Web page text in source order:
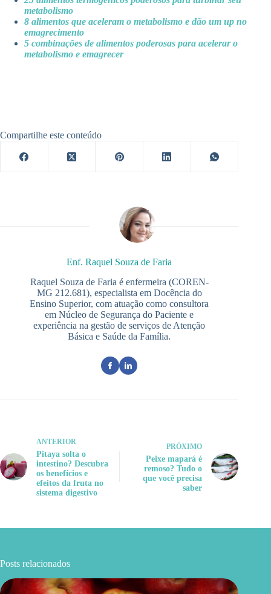
metabolismo
8 alimentos que aceleram o metabolismo e dão um up no
emagrecimento
5 combinações de alimentos poderosas para acelerar o
metabolismo e emagrecer
Compartilhe este conteúdo
Enf. Raquel Souza de Faria
Raquel Souza de Faria é enfermeira (COREN-
MG 212.681), especialista em Docência do
Ensino Superior, com atuação como consultora
em Núcleo de Segurança do Paciente e
experiência na gestão de serviços de Atenção
Básica e Saúde da Família.
ANTERIOR
Pitaya solta o
intestino? Descubra
os benefícios e
efeitos da fruta no
sistema digestivo
PRÓXIMO
Peixe mapará é
remoso? Tudo o
que você precisa
saber
Posts relacionados